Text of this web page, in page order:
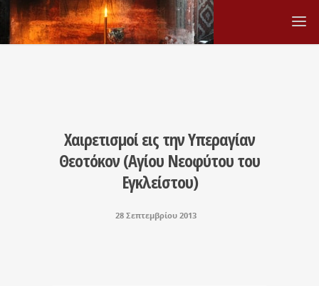
Χαιρετισμοί εις την Υπεραγίαν
Θεοτόκον (Αγίου Νεοφύτου του
Εγκλείστου)
28 Σεπτεμβρίου 2013